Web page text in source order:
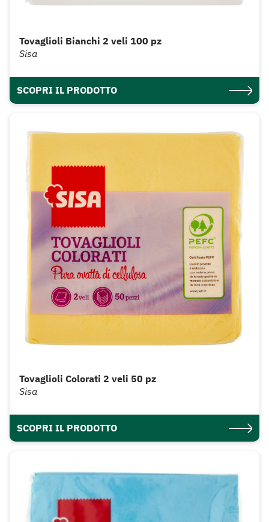
Tovaglioli Bianchi 2 veli 100 pz
Sisa
SCOPRI IL PRODOTTO
Tovaglioli Colorati 2 veli 50 pz
Sisa
SCOPRI IL PRODOTTO